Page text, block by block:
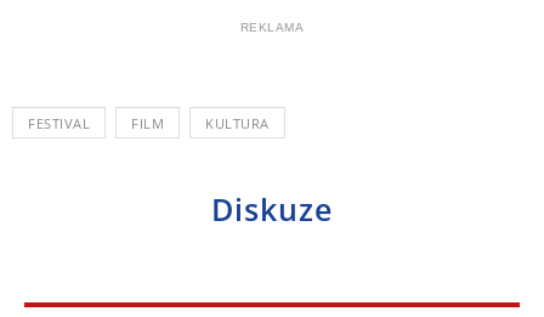
REKLAMA
FESTIVAL FILM KULTURA
Diskuze